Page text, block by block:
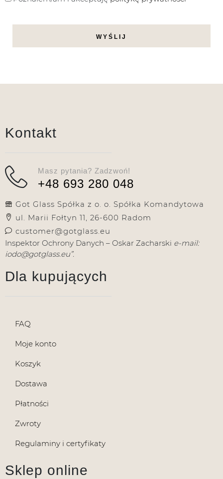
Kontakt
Masz pytania? Zadzwoń!
+48 693 280 048
Got Glass Spółka z o. o. Spółka Komandytowa
ul. Marii Fołtyn 11, 26-600 Radom
customer@gotglass.eu
Inspektor Ochrony Danych – Oskar Zacharski e-mail:
iodo@gotglass.eu”.
Dla kupujących
FAQ
Moje konto
Koszyk
Dostawa
Płatności
Zwroty
Regulaminy i certyfikaty
Sklep online